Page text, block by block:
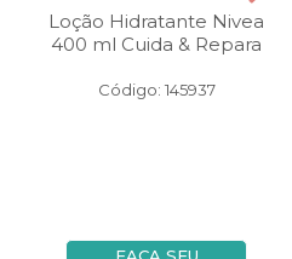
Loção Hidratante Nivea
400 ml Cuida & Repara
Código: 145937